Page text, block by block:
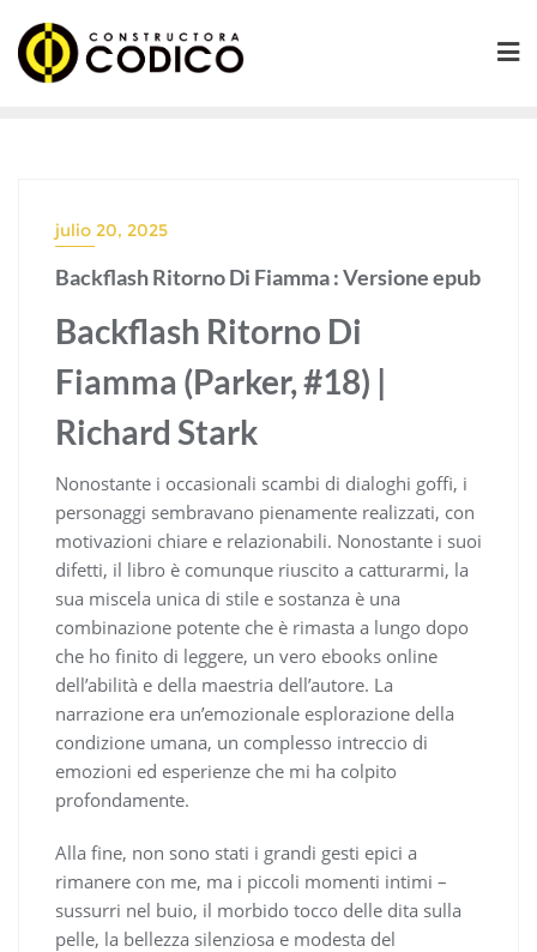
contenido
julio 20, 2025
Backflash Ritorno Di Fiamma : Versione epub
Backflash Ritorno Di
Fiamma (Parker, #18) |
Richard Stark
Nonostante i occasionali scambi di dialoghi goffi, i
personaggi sembravano pienamente realizzati, con
motivazioni chiare e relazionabili. Nonostante i suoi
difetti, il libro è comunque riuscito a catturarmi, la
sua miscela unica di stile e sostanza è una
combinazione potente che è rimasta a lungo dopo
che ho finito di leggere, un vero ebooks online
dell’abilità e della maestria dell’autore. La
narrazione era un’emozionale esplorazione della
condizione umana, un complesso intreccio di
emozioni ed esperienze che mi ha colpito
profondamente.
Alla fine, non sono stati i grandi gesti epici a
rimanere con me, ma i piccoli momenti intimi –
sussurri nel buio, il morbido tocco delle dita sulla
pelle, la bellezza silenziosa e modesta del